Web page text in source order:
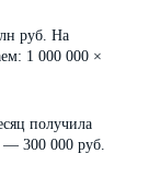
руб. На
1 000 000 ×
получила
— 300 000 руб.